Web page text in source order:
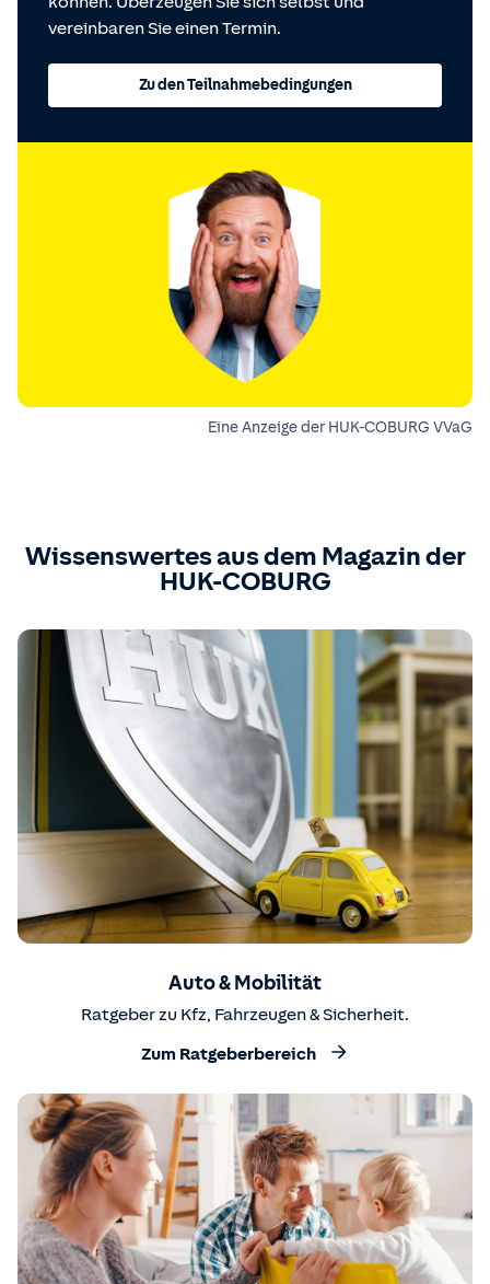
vereinbaren Sie einen Termin.
Zu den Teilnahmebedingungen
Eine Anzeige der HUK-COBURG VVaG
Wissenswertes aus dem Magazin der
HUK-COBURG
Auto & Mobilität
Ratgeber zu Kfz, Fahrzeugen & Sicherheit.
Zum Ratgeberbereich